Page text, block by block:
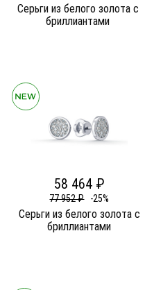
Серьги из белого золота c
бриллиантами
58 464 ₽
77 952 ₽ -25%
Серьги из белого золота c
бриллиантами